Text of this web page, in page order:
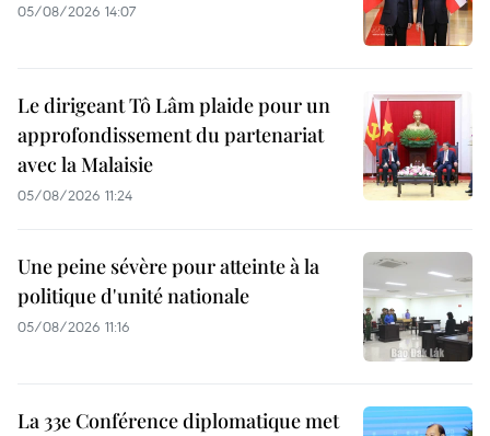
05/08/2026 14:07
Le dirigeant Tô Lâm plaide pour un
approfondissement du partenariat
avec la Malaisie
05/08/2026 11:24
Une peine sévère pour atteinte à la
politique d'unité nationale
05/08/2026 11:16
La 33e Conférence diplomatique met